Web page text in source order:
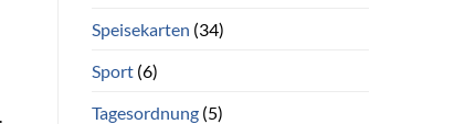
Speisekarten (34)
Sport(6)
Tagesordnung(5)